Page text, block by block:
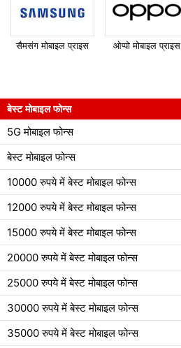
सैमसंग मोबाइल प्राइस ओप्पो मोबाइल प्राइस
बेस्ट मोबाइल फोन्स
5G मोबाइल फोन्स
बेस्ट मोबाइल फोन्स
10000 रुपये में बेस्ट मोबाइल फोन्स
12000 रुपये में बेस्ट मोबाइल फोन्स
15000 रुपये में बेस्ट मोबाइल फोन्स
20000 रुपये में बेस्ट मोबाइल फोन्स
25000 रुपये में बेस्ट मोबाइल फोन्स
30000 रुपये में बेस्ट मोबाइल फोन्स
35000 रुपये में बेस्ट मोबाइल फोन्स